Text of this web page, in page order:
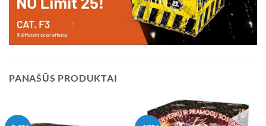
PANAŠŪS PRODUKTAI